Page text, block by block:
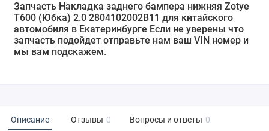
Запчасть Накладка заднего бампера нижняя Zotye
T600 (Юбка) 2.0 2804102002B11 для китайского
автомобиля в Екатеринбурге Если не уверены что
запчасть подойдет отправьте нам ваш VIN номер и
мы вам подскажем.
Описание Отзывы 0 Вопросы и ответы 0